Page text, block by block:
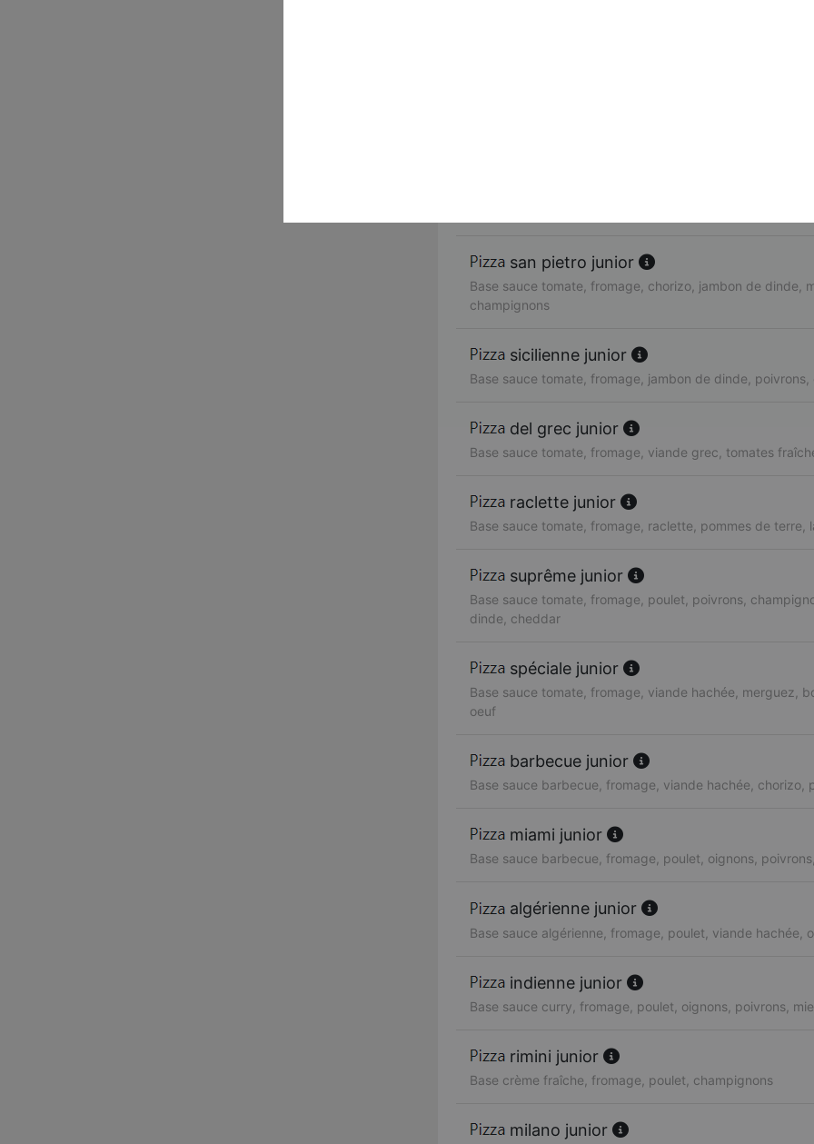
san pietro junior
Base sauce tomate, fromage, chorizo, jambon de dinde,
champignons
sicilienne junior
Base sauce tomate, fromage, jambon de dinde, poivrons,
del grec junior
Base sauce tomate, fromage, viande grec, tomates
raclette junior
Base sauce tomate, fromage, raclette, pommes de terre,
suprême junior
Base sauce tomate, fromage, poulet, poivrons,
dinde, cheddar
spéciale junior
Base sauce tomate, fromage, viande hachée, merguez,
oeuf
barbecue junior
Base sauce barbecue, fromage, viande hachée, chorizo,
miami junior
Base sauce barbecue, fromage, poulet, oignons,
algérienne junior
Base sauce algérienne, fromage, poulet, viande hachée,
indienne junior
Base sauce curry, fromage, poulet, oignons, poivrons,
rimini junior
Base crème fraîche, fromage, poulet, champignons
milano junior